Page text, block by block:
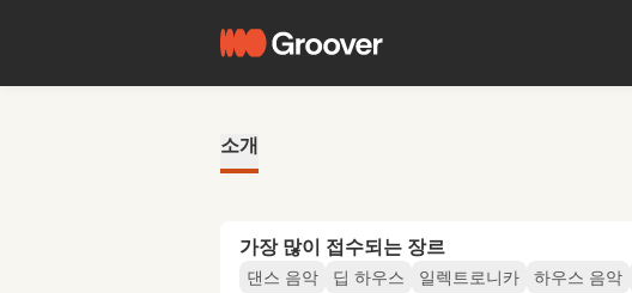
소개
가장 많이 접수되는 장르
댄스 음악 딥 하우스 일렉트로니카 하우스 음악